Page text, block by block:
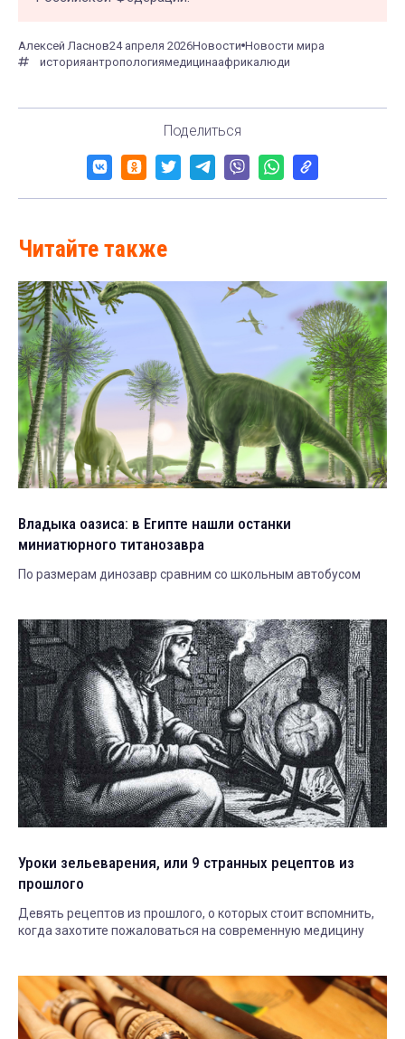
Алексей Ласнов24 апреля 2026Новости Новости мира
историяантропологиямедицинаафрикалюди
Поделиться
Читайте также
Владыка оазиса: в Египте нашли останки
миниатюрного титанозавра
По размерам динозавр сравним со школьным автобусом
Уроки зельеварения, или 9 странных рецептов из
прошлого
Девять рецептов из прошлого, о которых стоит вспомнить,
когда захотите пожаловаться на современную медицину